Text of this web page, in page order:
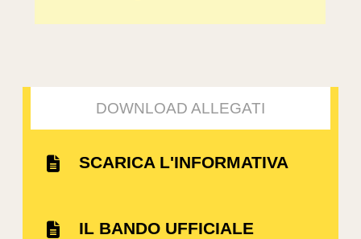
DOWNLOAD ALLEGATI
SCARICA L'INFORMATIVA
IL BANDO UFFICIALE